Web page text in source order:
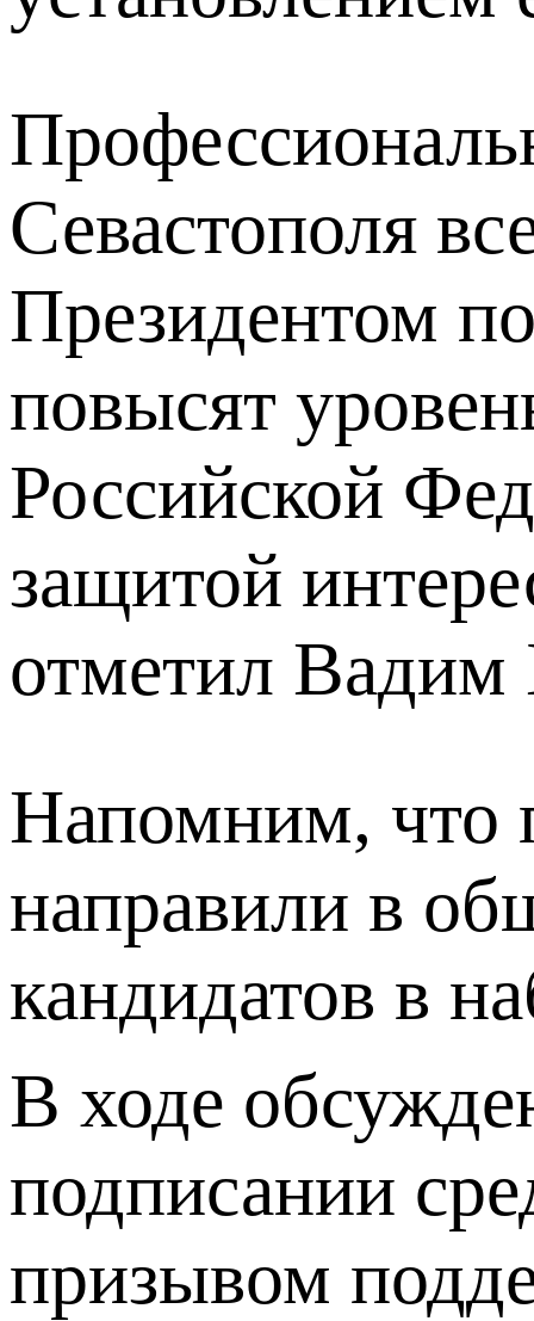
Севастополя
Президентом
повысят
Российской
защитой
отметил Вадим
Напомним, что
направили в
кандидатов в
В ходе
подписании
призывом